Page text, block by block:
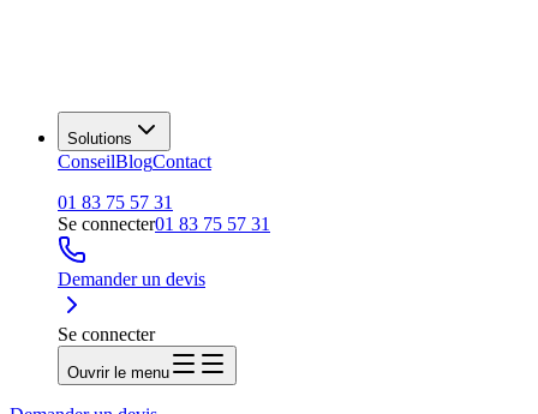
Solutions
ConseilBlogContact
01 83 75 57 31
Se connecter01 83 75 57 31
Demander un devis
Se connecter
Ouvrir le menu